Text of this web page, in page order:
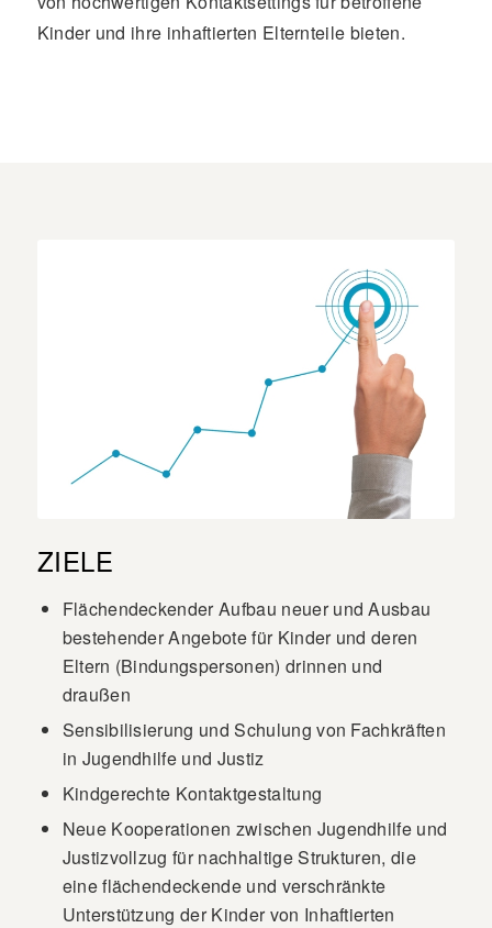
Kinder und ihre inhaftierten Elternteile bieten.
ZIELE
Flächendeckender Aufbau neuer und Ausbau
bestehender Angebote für Kinder und deren
Eltern (Bindungspersonen) drinnen und
draußen
Sensibilisierung und Schulung von Fachkräften
in Jugendhilfe und Justiz
Kindgerechte Kontaktgestaltung
Neue Kooperationen zwischen Jugendhilfe und
Justizvollzug für nachhaltige Strukturen, die
eine flächendeckende und verschränkte
Unterstützung der Kinder von Inhaftierten